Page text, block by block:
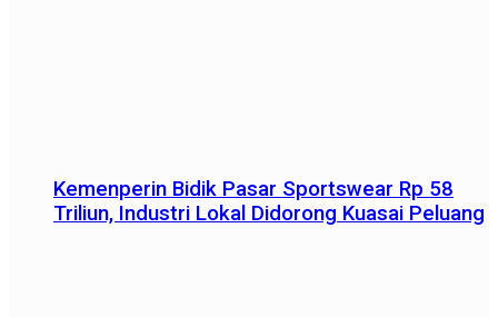
Kemenperin Bidik Pasar Sportswear Rp 58
Triliun, Industri Lokal Didorong Kuasai Peluang